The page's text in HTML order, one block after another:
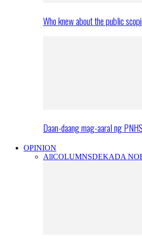
Who knew about the public
Daan-daang mag-aaral ng
OPINION
AllCOLUMNSDEKADA